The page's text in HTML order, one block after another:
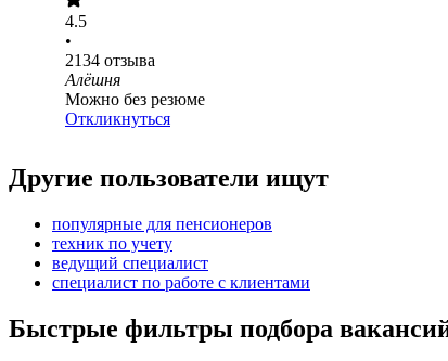
4.5
•
2134 отзыва
Алёшня
Можно без резюме
Откликнуться
Другие пользователи ищут
популярные для пенсионеров
техник по учету
ведущий специалист
специалист по работе с клиентами
Быстрые фильтры подбора